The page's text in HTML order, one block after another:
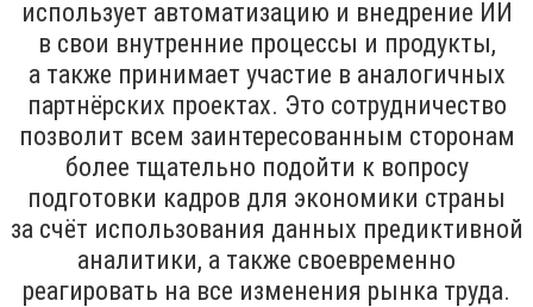
использует автоматизацию и внедрение ИИ
в свои внутренние процессы и продукты,
а также принимает участие в аналогичных
партнёрских проектах. Это сотрудничество
позволит всем заинтересованным сторонам
более тщательно подойти к вопросу
подготовки кадров для экономики страны
за счёт использования данных предиктивной
аналитики, а также своевременно
реагировать на все изменения рынка труда.